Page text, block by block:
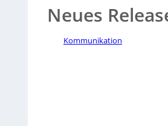
Neues
Kommunikation